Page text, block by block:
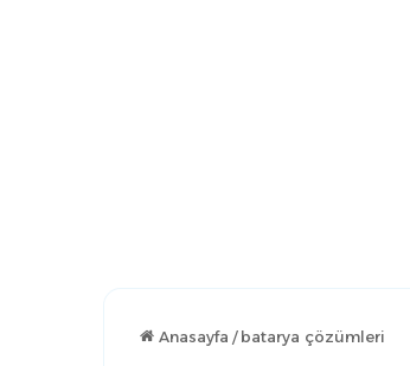
Anasayfa / batarya çözümleri